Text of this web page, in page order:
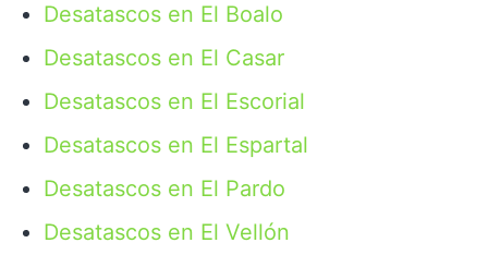
Desatascos en El Boalo
Desatascos en El Casar
Desatascos en El Escorial
Desatascos en El Espartal
Desatascos en El Pardo
Desatascos en El Vellón